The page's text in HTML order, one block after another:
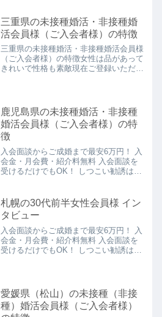
30代男性のオンライン婚活を実施しま
した【2024年12月23日】良いご縁にな
りますように♪関連ページ：東京（...
の未接種婚活・非接種婚活会員様（ご入
会者様）の特徴徳島県の50代女性と新
潟県の50代男性のオンライン婚活（仮
マッチング）を実施しました【2026年3
月21日】おめでとうございます。良い
ご縁になりますように♪関連ページ：新
【2026年3月14日】オンライン婚活後の
本マッチング率がアップしますので、会
員様は...
代となります。そのため、30代前半以
下の方は特にチャンスがあります。男女
共に穏やかでのんびりしていて性格が良
い沖縄という風土もあって、みなさんと
ても穏やかでのんびりしている印象で
す。 入会面談からご成婚まで最安6万
む沖縄（那覇）の未接種婚活・非接種婚
活会員様（ご入会者様）の最新情報！
【2026年2月13日 更新】沖縄県 30代前
半男性の入会面談を実施しました
【2026年2月13日】優しくて一生懸命な
男性です。沖縄・九州・中国・四国・関
西〜関東の女性にチャンスです♪沖縄県
40代前半女性の入会面談を実施しまし
♪沖縄にお住いの30代男性と福岡にお住
いの30代女性が仮マッチングしました
おめでとうございます＾＾お二人にとっ
て良い...
三重県の未接種婚活・非接種婚
活会員様（ご入会者様）の特徴
三重県の未接種婚活・非接種婚活会員様
（ご入会者様）の特徴女性は品があって
きれいで性格も素敵現在ご登録いただい
高の状況ではないでしょうか。男性は穏
やかで誠実結婚するには穏やかで誠実な
男性が一番ですね♪ 入会面談からご成婚
まで最安6万円！ 入会金・月会費・紹介
料無料 入会面談を受けるだけでもOK！
しつこい勧誘はありません今すぐ入会面
談を申し込む三重県の未接種婚活・非接
種婚活会員様（ご入会者様）の最新情
女性と金沢（石川県）の30代男性のオ
ンライン婚活（仮マッチング）が成立し
ました【2026年7月13日】おめでとうご
ざいます。良いご縁になりますように♪
関連ページ：金沢（石川県）の未接種婚
活・非接種婚活会員様（ご入会者様）の
特徴三重の30代前半女性と千葉の30代
ジ：千葉（西船橋）の未接種婚活・非接
種婚活会員様（ご入会者様）の特徴三重
県30...
鹿児島県の未接種婚活・非接種
婚活会員様（ご入会者様）の特
徴
入会面談からご成婚まで最安6万円！ 入
会金・月会費・紹介料無料 入会面談を
受けるだけでもOK！ しつこい勧誘はあ
入会者様）の特徴女性は若くてかわいい
鹿児島県の女性会員様の年齢層は若く、
穏やかでかわいいです。穏やかな女性は
リラックスした雰囲気を作ってくれるの
で、とっても嬉しいですね♪男性は穏や
かで優しい男性会員様は穏やかで優しい
報！【2026年3月27日 更新】鹿児島の
20代女性と京都の30代男性のオンライ
ン婚活（仮マッチング）を実施しました
札幌の30代前半女性会員様 イン
タビュー
入会面談からご成婚まで最安6万円！ 入
会金・月会費・紹介料無料 入会面談を
受けるだけでもOK！ しつこい勧誘はあ
けを教えて下さい普段生活している中
で、周りに未接種の方もほとんどいませ
んし、打ってるか打ってないか聞くこと
愛媛県（松山）の未接種（非接
種）婚活会員様（ご入会者様）